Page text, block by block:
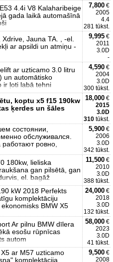
4.4i V8 Kalaharibeige
gada laikā automašīnā
7,800 €
2005
4.4
281 tūkst.
Jauna TA. , -el.
ar apsildi un atmiņu -
9,995 €
2011
3.0D
-
ar uzticamo 3.0 litru
un automātisko
ir ļoti labā tehni
4,590 €
2004
3.0D
300 tūkst.
koptu x5 f15 190kw
ķerdes un šāles
18,000 €
2015
3.0D
310 tūkst.
состоянии,
обслуживался.
работают ровно,
5,900 €
2006
3.0D
342 tūkst.
180kw, lieliska
gan pilsētā, gan
el. bagāž
11,500 €
2010
3.0D
388 tūkst.
kW 2018 Perfekts
komplektāciju
BMW X5
24,000 €
2018
3.0D
132 tūkst.
Ar pilnu BMW dīlera
esošu rūpnīcas
autom
58,000 €
2023
3.0D
41 tūkst.
ar M57 uzticamo
komplektācija
9,500 €
2008